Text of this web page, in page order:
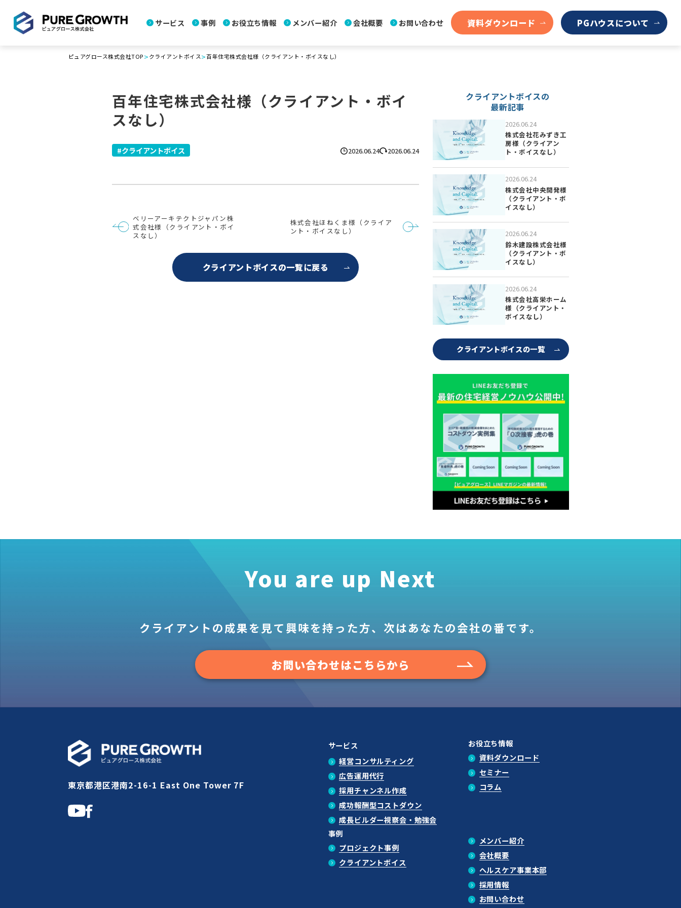
サービス 事例 お役立ち情報 メンバー紹介 会社概要 お問い合わせ 資料ダウンロード PGハウスについて
ピュアグロース株式会社TOP > クライアントボイス>百年住宅株式会社様（クライアント・ボイスなし）
百年住宅株式会社様（クライアント・ボイ
スなし）
2026.06.24 2026.06.24
クライアントボイス
稿
ナ
ベリーアーキテクトジャパン株
式会社様（クライアント・ボイ
スなし）
株式会社ほねくま様（クライア
ント・ボイスなし）
クライアントボイスの一覧に戻る
クライアントボイスの
最新記事
2026.06.24
株式会社花みずき工
房様（クライアン
ト・ボイスなし）
2026.06.24
株式会社中央開発様
（クライアント・ボ
イスなし）
2026.06.24
鈴木建設株式会社様
（クライアント・ボ
イスなし）
2026.06.24
株式会社高栄ホーム
様（クライアント・
ボイスなし）
クライアントボイスの一覧
You are up Next
クライアントの成果を見て興味を持った方、 次はあなたの会社の番です。
お問い合わせはこちらから
サービス
経営コンサルティング
広告運用代行
採用チャンネル作成
成功報酬型コストダウン
成長ビルダー視察会・勉強会
事例
プロジェクト事例
クライアントボイス
お役立ち情報
資料ダウンロード
セミナー
コラム
メンバー紹介
会社概要
ヘルスケア事業本部
採用情報
お問い合わせ
東京都港区港南2-16-1 East One Tower 7F